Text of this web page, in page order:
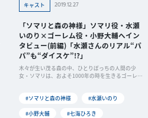
キャスト 2019.12.27
「ソマリと森の神様」ソマリ役・水瀬
いのり×ゴーレム役・小野大輔へイン
タビュー(前編)「水瀬さんのリアル“パ
パ”も“ダイスケ”!?」
木々が生い茂る森の中、ひとりぼっちの人間の少
女・ソマリは、およそ1000年の時を生きるゴーレム
#ソマリと森の神様
#水瀬いのり
#小野大輔
#七海ひろき